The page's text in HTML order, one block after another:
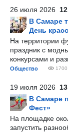
26 июля 2026
В Самаре
День
На территории
праздник с
конкурсами и
Общество 1700
19 июля 2026
В Самаре
Фест»
На площадке
запустить